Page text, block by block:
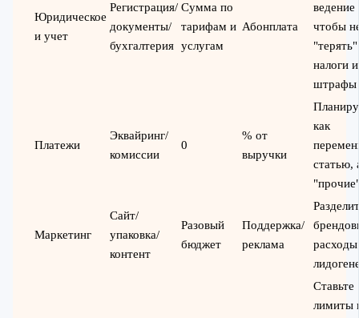
Юридическое
и учет
Регистрация/
документы/
бухгалтерия
Сумма по
тарифам и
услугам
Абонплата
ведение
чтобы
"терять"
налоги и
штрафы
Платежи
Эквайринг/
комиссии
0
% от
выручки
как
статью,
Маркетинг
Сайт/
упаковка/
контент
Разовый
бюджет
Поддержка/
реклама
Ставьте
лимиты